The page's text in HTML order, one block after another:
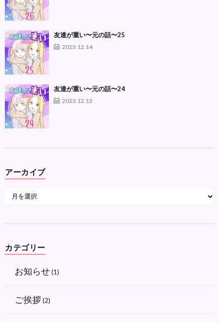
友達が重い〜元の話〜25
2023.12.14
友達が重い〜元の話〜24
2023.12.13
アーカイブ
カテゴリー
お知らせ(1)
ご挨拶(2)